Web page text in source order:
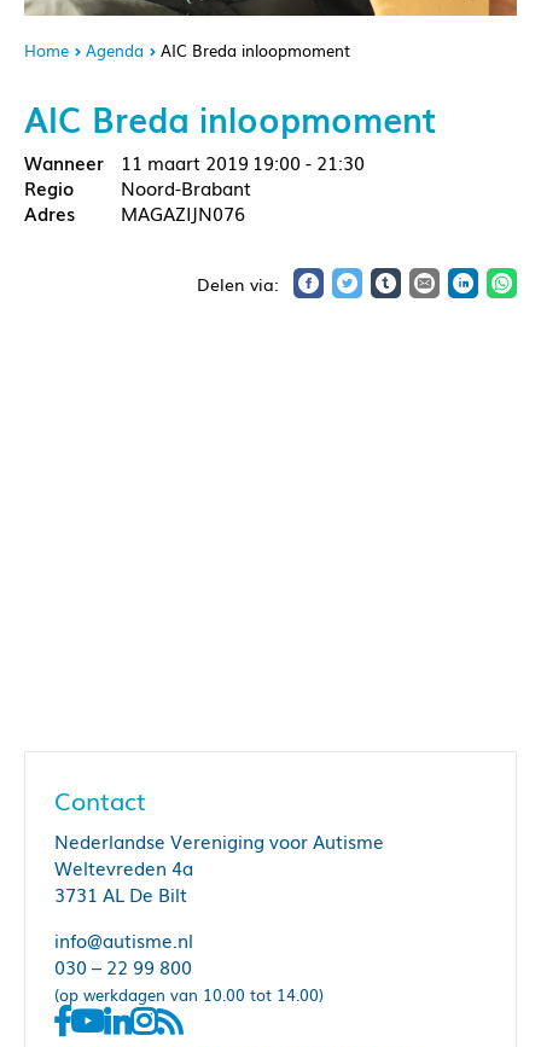
Home Agenda AIC Breda inloopmoment
AIC Breda inloopmoment
11 maart 2019 19:00 - 21:30
Noord-Brabant
MAGAZIJN076
Contact
Nederlandse Vereniging voor Autisme
Weltevreden 4a
3731 AL De Bilt
info@autisme.nl
030 – 22 99 800
(op werkdagen van 10.00 tot 14.00)